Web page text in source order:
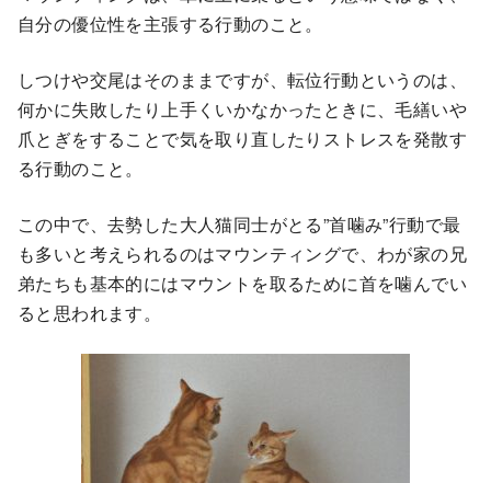
自分の優位性を主張する行動のこと。
しつけや交尾はそのままですが、転位行動というのは、
何かに失敗したり上手くいかなかったときに、毛繕いや
爪とぎをすることで気を取り直したりストレスを発散す
る行動のこと。
この中で、去勢した大人猫同士がとる”首噛み”行動で最
も多いと考えられるのはマウンティングで、わが家の兄
弟たちも基本的にはマウントを取るために首を噛んでい
ると思われます。